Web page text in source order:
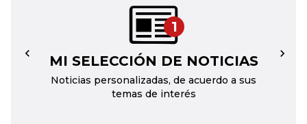
1
MI SELECCIÓN DE NOTICIAS
Noticias personalizadas, de acuerdo a sus
temas de interés
← →